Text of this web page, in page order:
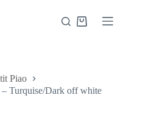
Indkøbskurv
Piao
Turquise/Dark off white